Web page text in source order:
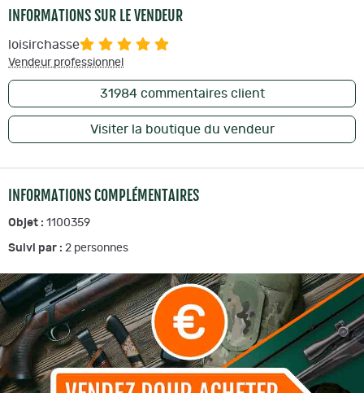
INFORMATIONS SUR LE VENDEUR
loisirchasse
Vendeur professionnel
31984commentaires client
Visiter la boutique du vendeur
INFORMATIONS COMPLÉMENTAIRES
Objet : 1100359
Suivi par : 2 personnes